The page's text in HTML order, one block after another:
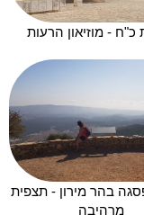
כ"ח - מוזיאון הרעות
בהר מירון - תצפית
מרהיבה